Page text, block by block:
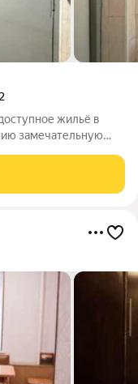
жильё в
замечательную
и удобство!